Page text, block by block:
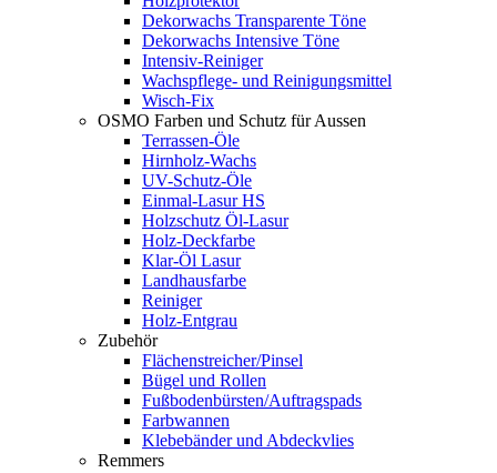
Dekorwachs Transparente Töne
Dekorwachs Intensive Töne
Intensiv-Reiniger
Wachspflege- und Reinigungsmittel
Wisch-Fix
OSMO Farben und Schutz für Aussen
Terrassen-Öle
Hirnholz-Wachs
UV-Schutz-Öle
Einmal-Lasur HS
Holzschutz Öl-Lasur
Holz-Deckfarbe
Klar-Öl Lasur
Landhausfarbe
Reiniger
Holz-Entgrau
Zubehör
Flächenstreicher/Pinsel
Bügel und Rollen
Fußbodenbürsten/Auftragspads
Farbwannen
Klebebänder und Abdeckvlies
Remmers